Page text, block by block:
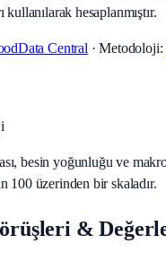
hesaplanmıştır.
Central · Metodoloji:
besin yoğunluğu ve
100 üzerinden bir skaladır.
&